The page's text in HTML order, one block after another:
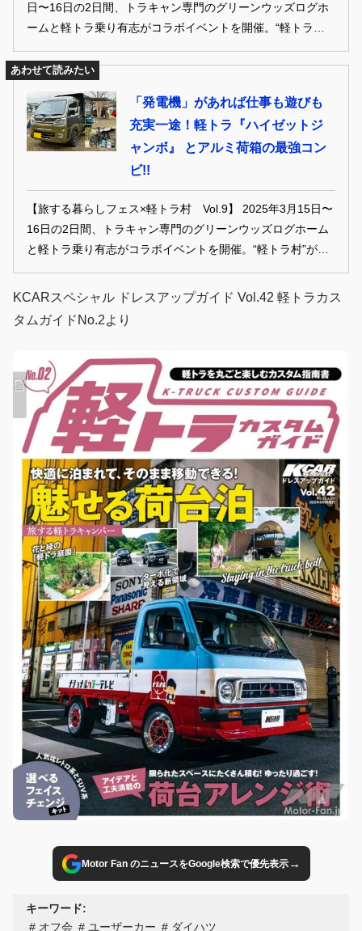
日〜16日の2日間、トラキャン専門のグリーンウッズログホ
ームと軽トラ乗り有志がコラボイベントを開催。“軽トラ
村”が開村され、全国各地から軽トラキャンパーが大集合し
た。そんな軽トライベントをレポートします！
あわせて読みたい
「発電機」があれば仕事も遊びも
充実一途！軽トラ『ハイゼットジ
ャンボ』 とアルミ荷箱の最強コン
ビ!!
【旅する暮らしフェス×軽トラ村 Vol.9】 2025年3月15日〜
16日の2日間、トラキャン専門のグリーンウッズログホーム
と軽トラ乗り有志がコラボイベントを開催。“軽トラ村”が開
村され、全国各地から軽トラキャンパーが大集合した。そん
な軽トライベントをレポートします！
KCARスペシャル ドレスアップガイド Vol.42 軽トラカス
タムガイドNo.2より
Motor Fan のニュースをGoogle検索で優先表示→
キーワード:
オフ会
ユーザーカー
ダイハツ